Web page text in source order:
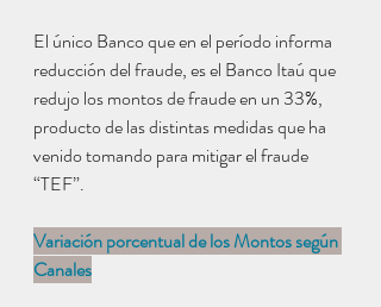
El único Banco que en el período informa
reducción del fraude, es el Banco Itaú que
redujo los montos de fraude en un 33%,
producto de las distintas medidas que ha
venido tomando para mitigar el fraude
“TEF”.
Variación porcentual de los Montos según
Canales